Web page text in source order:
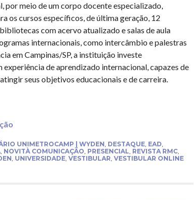
por meio de um corpo docente especializado,
os cursos específicos, de última geração, 12
com acervo atualizado e salas de aula
internacionais, como intercâmbio e palestras
em Campinas/SP, a instituição investe
de aprendizado internacional, capazes de
seus objetivos educacionais e de carreira.
UNIMETROCAMP | WYDEN, DESTAQUE, EAD,
, NOVITÀ COMUNICAÇÃO, PRESENCIAL, REVISTA RMC,
, UNIVERSIDADE, VESTIBULAR, VESTIBULAR ONLINE